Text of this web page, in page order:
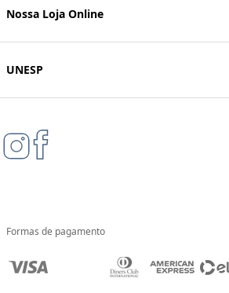
Nossa Loja Online
UNESP
Formas de pagamento